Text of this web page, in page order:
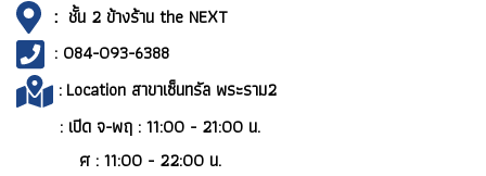
: ชั้น 2 ข้างร้าน the NEXT
: 084-093-6388
: Location สาขาเซ็นทรัล พระราม2
: เปิด จ-พฤ : 11:00 - 21:00 น.
ศ : 11:00 - 22:00 น.